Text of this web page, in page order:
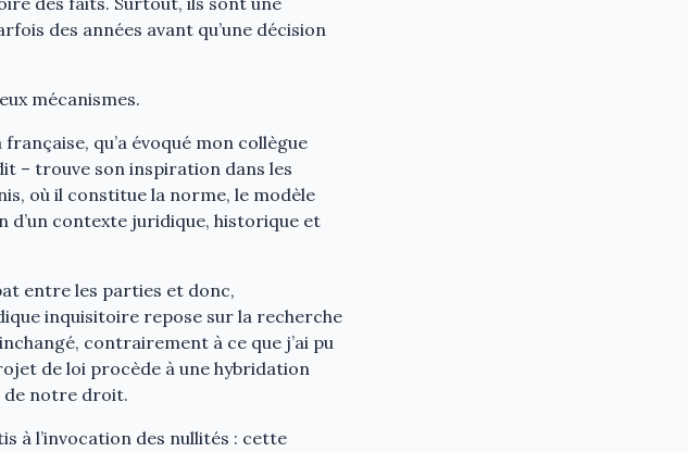
des années avant qu’une décision
mécanismes.
qu’a évoqué mon collègue
– trouve son inspiration dans les
où il constitue la norme, le modèle
contexte juridique, historique et
entre les parties et donc,
inquisitoire repose sur la recherche
contrairement à ce que j’ai pu
de loi procède à une hybridation
de notre droit.
à l’invocation des nullités : cette